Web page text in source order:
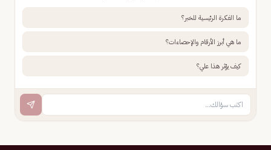
ما الفكرة الرئيسية للخبر؟
ما هي أبرز الأرقام والإحصاءات؟
كيف يؤثر هذا علي؟